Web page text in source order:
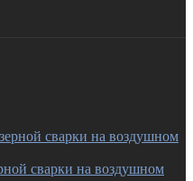
сварки на воздушном